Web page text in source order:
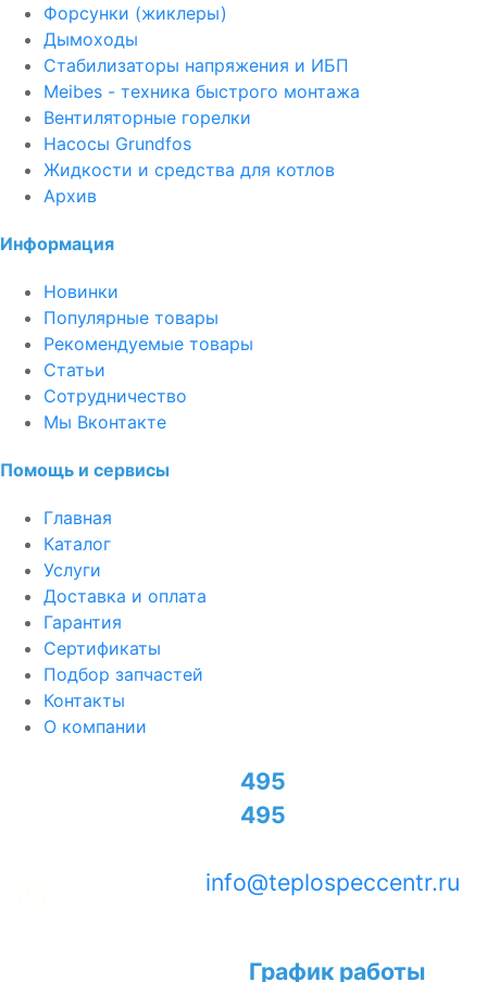
Форсунки (жиклеры)
Дымоходы
Стабилизаторы напряжения и ИБП
Meibes - техника быстрого монтажа
Вентиляторные горелки
Насосы Grundfos
Жидкости и средства для котлов
Архив
Информация
Новинки
Популярные товары
Рекомендуемые товары
Статьи
Сотрудничество
Мы Вконтакте
Помощь и сервисы
Главная
Каталог
Услуги
Доставка и оплата
Гарантия
Сертификаты
Подбор запчастей
Контакты
О компании
495
495
info@teplospeccentr.ru
График работы